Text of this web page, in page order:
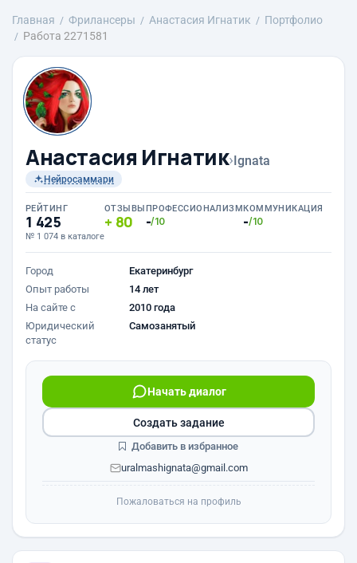
Главная Фрилансеры Анастасия Игнатик
Портфолио
Работа 2271581
Анастасия Игнатик›Ignata
Нейросаммари
РЕЙТИНГ
1 425
№ 1 074 в каталоге
ОТЗЫВЫ
80
ПРОФЕССИОНАЛИЗМ
-/10
КОММУНИКАЦИЯ
-/10
Город
Екатеринбург
Опыт работы
14 лет
На сайте с
2010 года
Юридический
статус
Самозанятый
Начать диалог
uralmashignata@gmail.com
Создать задание
Добавить в избранное
Пожаловаться на профиль